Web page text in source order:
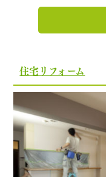
住宅リフォーム